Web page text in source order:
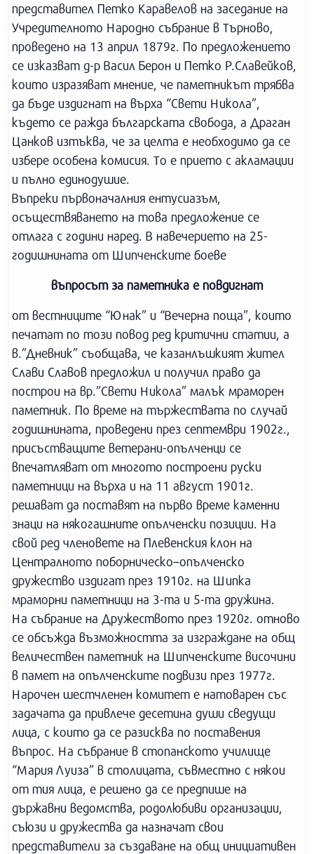
представител Петко Каравелов на заседание на
Учредителното Народно събрание в Търново,
проведено на 13 април 1879г. По предложението
се изказват д-р Васил Берон и Петко Р.Славейков,
които изразяват мнение, че паметникът трябва
да бъде издигнат на върха “Свети Никола”,
където се ражда българската свобода, а Драган
Цанков изтъква, че за целта е необходимо да се
избере особена комисия. То е прието с акламации
и пълно единодушие.
Въпреки първоначалния ентусиазъм,
осъществяването на това предложение се
отлага с години наред. В навечерието на 25-
годишнината от Шипченските боеве
въпросът за паметника е повдигнат
от вестниците “Юнак” и “Вечерна поща”, които
печатат по този повод ред критични статии, а
в.”Дневник” съобщава, че казанлъшкият жител
Слави Славов предложил и получил право да
построи на вр.”Свети Никола” малък мраморен
паметник. По време на тържествата по случай
годишнината, проведени през септември 1902г.,
присъстващите ветерани-опълченци се
впечатляват от многото построени руски
паметници на върха и на 11 август 1901г.
решават да поставят на първо време каменни
знаци на някогашните опълченски позиции. На
свой ред членовете на Плевенския клон на
Централното поборническо–опълченско
дружество издигат през 1910г. на Шипка
мраморни паметници на 3-та и 5-та дружина.
На събрание на Дружеството през 1920г. отново
се обсъжда възможността за изграждане на общ
величествен паметник на Шипченските височини
в памет на опълченските подвизи през 1977г.
Нарочен шестчленен комитет е натоварен със
задачата да привлече десетина души сведущи
лица, с които да се разисква по поставения
въпрос. На събрание в стопанското училище
“Мария Луиза” в столицата, съвместно с някои
от тия лица, е решено да се предпише на
държавни ведомства, родолюбиви организации,
съюзи и дружества да назначат свои
представители за създаване на общ инициативен